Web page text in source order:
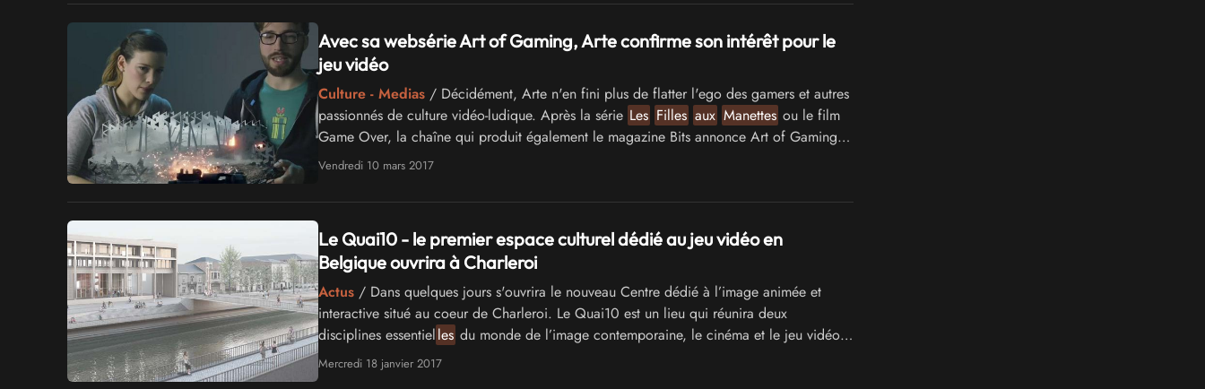
Avec sa websérie Art of Gaming, Arte confirme son intérêt pour le
jeu vidéo
Culture - Medias/ Décidément, Arte n'en fini plus de flatter l'ego des gamers et autres
passionnés de culture vidéo-ludique. Après la série Les Filles aux Manettes ou le film
Game Over, la chaîne qui produit également le magazine Bits annonce Art of Gaming,
une web-série allemande de 12 épisodes présentée par
Vendredi 10 mars 2017
Le Quai10 - le premier espace culturel dédié au jeu vidéo en
Belgique ouvrira à Charleroi
Actus/ Dans quelques jours s'ouvrira le nouveau Centre dédié à l’image animée et
interactive situé au coeur de Charleroi. Le Quai10 est un lieu qui réunira deux
disciplines essentielles du monde de l’image contemporaine, le cinéma et le jeu vidéo.
Ce nouveau point névralgique inaugurera l’entièreté de ses espaces
janvier prochains avec une programmation gratuite et passionnante.
Mercredi 18 janvier 2017